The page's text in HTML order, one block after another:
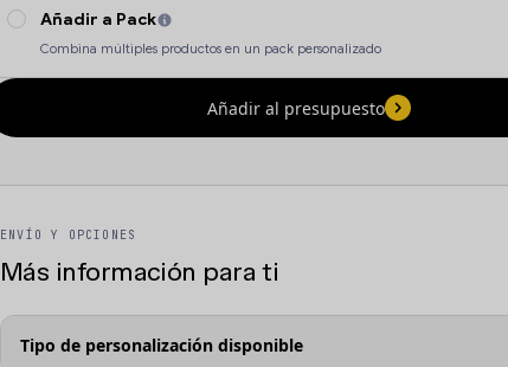
Añadir a Pack
Combina múltiples productos en un pack personalizado
Añadir al presupuesto
ENVÍO Y OPCIONES
Más información para ti
Tipo de personalización disponible